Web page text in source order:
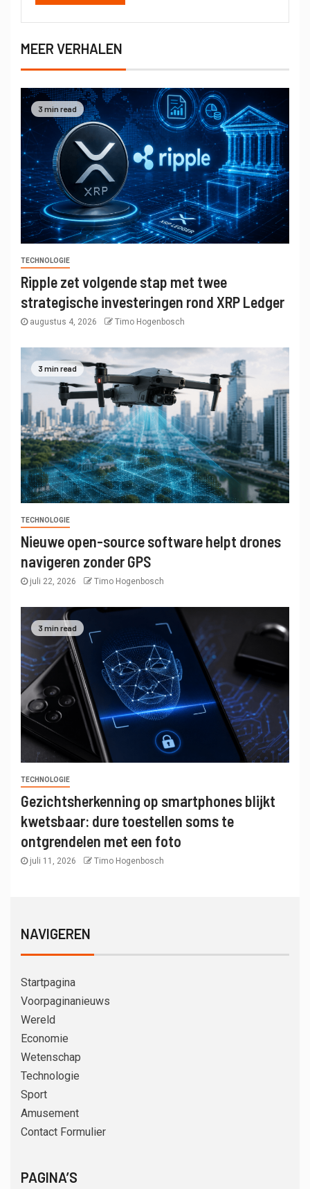
MEER VERHALEN
3 min read
TECHNOLOGIE
Ripple zet volgende stap met twee
strategische investeringen rond XRP Ledger
augustus 4, 2026 Timo Hogenbosch
3 min read
TECHNOLOGIE
Nieuwe open-source software helpt drones
navigeren zonder GPS
juli 22, 2026 Timo Hogenbosch
3 min read
TECHNOLOGIE
Gezichtsherkenning op smartphones blijkt
kwetsbaar: dure toestellen soms te
ontgrendelen met een foto
juli 11, 2026 Timo Hogenbosch
NAVIGEREN
Startpagina
Voorpaginanieuws
Wereld
Economie
Wetenschap
Technologie
Sport
Amusement
Contact Formulier
PAGINA’S